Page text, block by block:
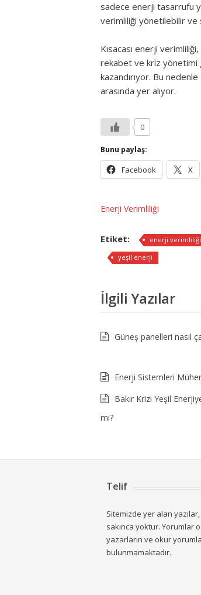
sadece enerji tasarrufu
verimliliği yönetilebilir
Kısacası enerji
rekabet ve kriz yönetimi
kazandırıyor. Bu
arasında yer alıyor.
0
Bunu paylaş:
Facebook X
Enerji Verimliliği
Etiket: enerji verimliliği
yeşil enerji
İlgili Yazılar
Güneş panelleri nasıl
Enerji Sistemleri
Bakır Krizi Yeşil
mi?
Telif
Sitemizde yer alan
sakınca yoktur. Yorumlar
yazarların ve okur
bulunmamaktadır.